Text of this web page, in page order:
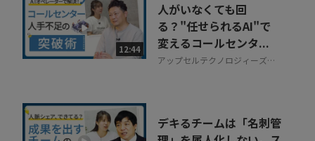
12:44
人がいなくても回
る？"任せられるAI"で
変えるコールセンタ...
アップセルテクノロジィーズ株
デキるチームは「名刺管